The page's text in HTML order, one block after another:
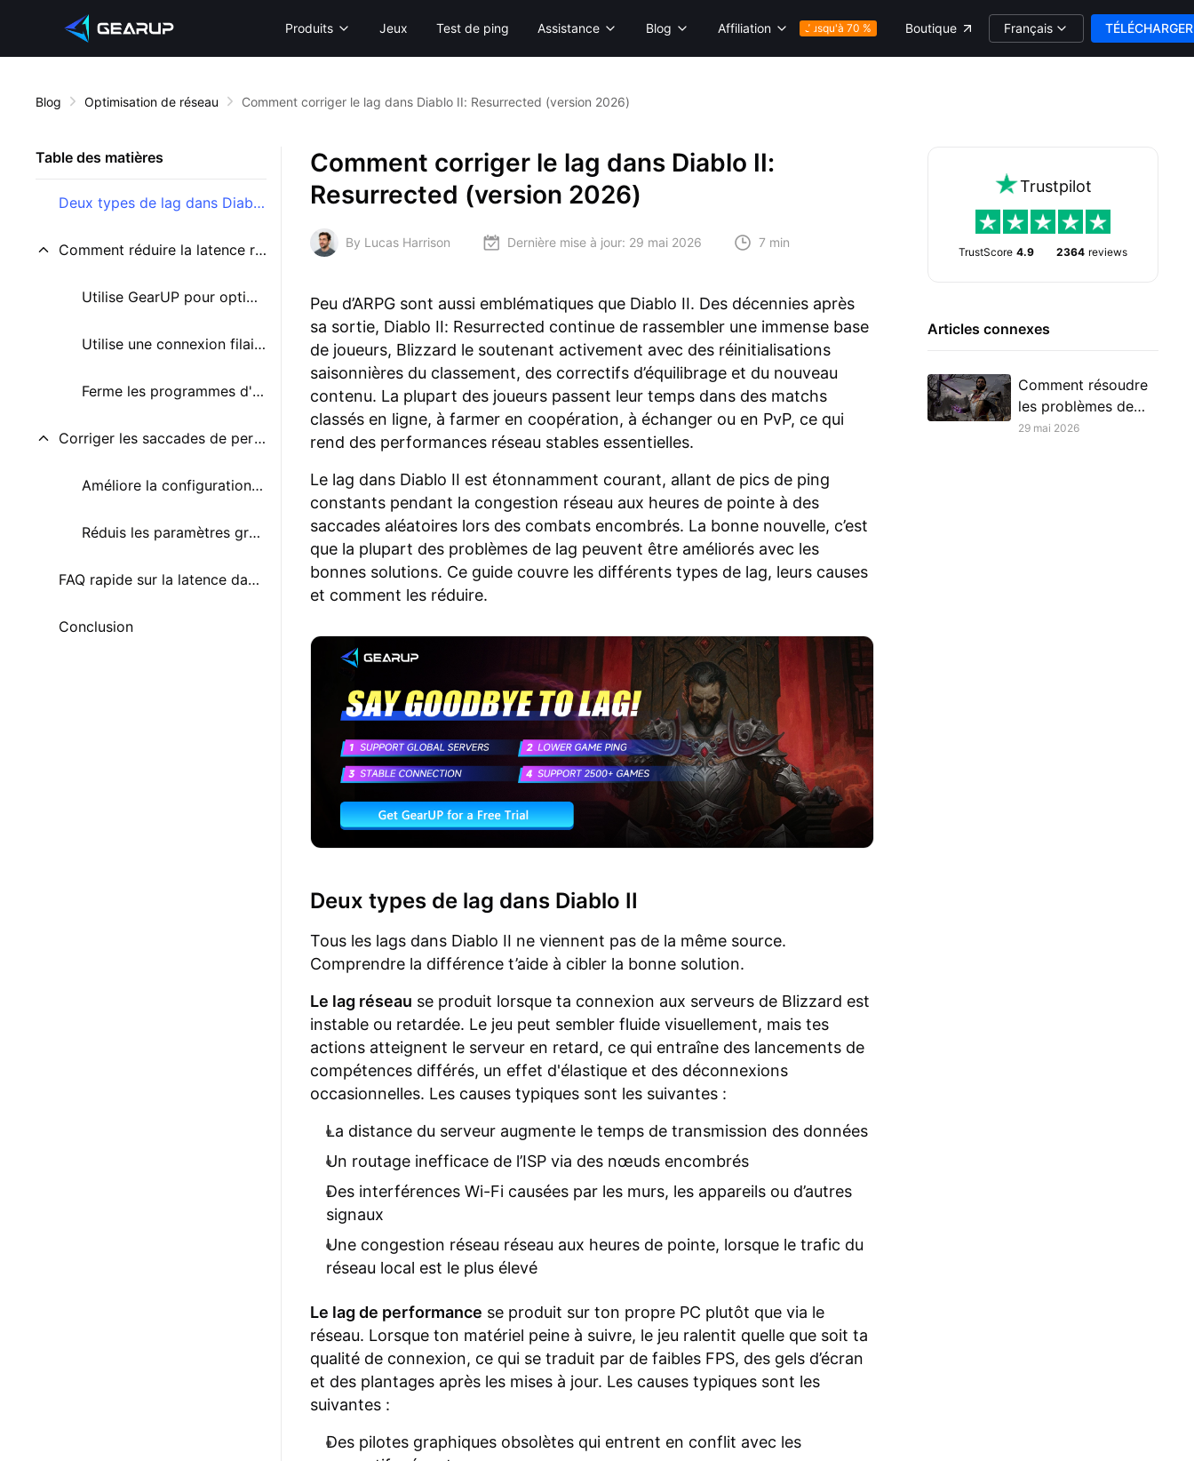
Produits Jeux Test de ping Assistance Blog Affiliation Jusqu'à 70 % Boutique Français TÉLÉCHARGER
Blog Optimisation de réseau Comment corriger le lag dans Diablo II: Resurrected (version 2026)
Table des matières
Deux types de lag dans Diablo II
Comment réduire la latence réseau dans Diablo II ?
Utilise GearUP pour optimiser le réseau
Utilise une connexion filaire
Ferme les programmes d'arrière-plan inutiles
Corriger les saccades de performance dans Diablo II
Améliore la configuration de ton PC
Réduis les paramètres graphiques
FAQ rapide sur la latence dans Diablo II
Conclusion
Comment corriger le lag dans Diablo II:
Resurrected (version 2026)
By Lucas Harrison Dernière mise à jour: 29 mai 2026 7 min
Peu d’ARPG sont aussi emblématiques que Diablo II. Des décennies après
sa sortie, Diablo II: Resurrected continue de rassembler une immense base
de joueurs, Blizzard le soutenant activement avec des réinitialisations
saisonnières du classement, des correctifs d’équilibrage et du nouveau
contenu. La plupart des joueurs passent leur temps dans des matchs
classés en ligne, à farmer en coopération, à échanger ou en PvP, ce qui
rend des performances réseau stables essentielles.
Le lag dans Diablo II est étonnamment courant, allant de pics de ping
constants pendant la congestion réseau aux heures de pointe à des
saccades aléatoires lors des combats encombrés. La bonne nouvelle, c’est
que la plupart des problèmes de lag peuvent être améliorés avec les
bonnes solutions. Ce guide couvre les différents types de lag, leurs causes
et comment les réduire.
Deux types de lag dans Diablo II
Tous les lags dans Diablo II ne viennent pas de la même source.
Comprendre la différence t’aide à cibler la bonne solution.
Le lag réseau se produit lorsque ta connexion aux serveurs de Blizzard est
instable ou retardée. Le jeu peut sembler fluide visuellement, mais tes
actions atteignent le serveur en retard, ce qui entraîne des lancements de
compétences différés, un effet d'élastique et des déconnexions
occasionnelles. Les causes typiques sont les suivantes :
La distance du serveur augmente le temps de transmission des données
Un routage inefficace de l’ISP via des nœuds encombrés
Des interférences Wi-Fi causées par les murs, les appareils ou d’autres
signaux
Une congestion réseau réseau aux heures de pointe, lorsque le trafic du
réseau local est le plus élevé
Le lag de performance se produit sur ton propre PC plutôt que via le
réseau. Lorsque ton matériel peine à suivre, le jeu ralentit quelle que soit ta
qualité de connexion, ce qui se traduit par de faibles FPS, des gels d’écran
et des plantages après les mises à jour. Les causes typiques sont les
suivantes :
Des pilotes graphiques obsolètes qui entrent en conflit avec les
Trustpilot
TrustScore 4.9 2364 reviews
Articles connexes
Comment résoudre
les problèmes de
connexion au
29 mai 2026